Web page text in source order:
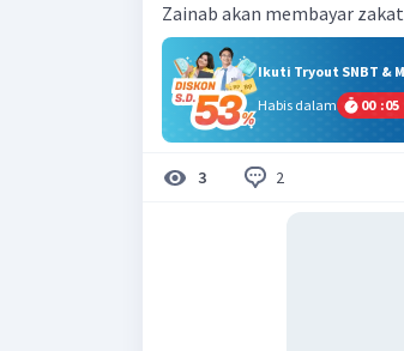
Zainab akan membayar
Ikuti Tryout SNBT &
Habis dalam
00 :05
3 2